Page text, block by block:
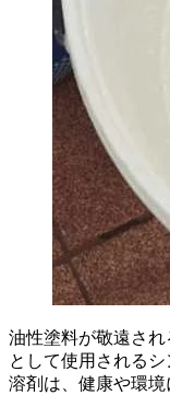
油性塗料が敬遠さ
として使用されるシ
溶剤は、健康や環